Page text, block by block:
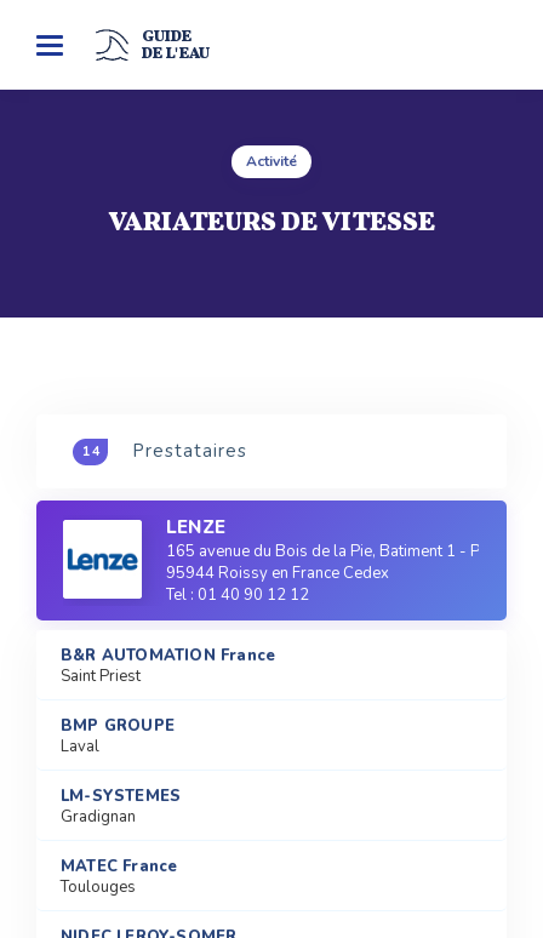
Toggle
GUIDE
DE L'EAU
Activité
VARIATEURS DE VITESSE
14 Prestataires
LENZE
165 avenue du Bois de la Pie, Batiment 1 - Parc des
95944 Roissy en France Cedex
Tel : 01 40 90 12 12
B&R AUTOMATION France
Saint Priest
BMP GROUPE
Laval
LM-SYSTEMES
Gradignan
MATEC France
Toulouges